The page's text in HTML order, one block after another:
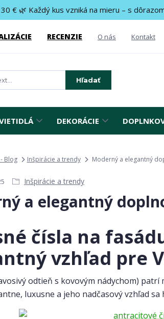
€ 🌿 Každý kus vzniká na mieru – s
RECENZIE O nás Kontakt
Hľadať
DEKORÁCIE
Blog Inšpirácie a trendy Moderný a elegantný
Inšpirácie a trendy
a elegantný
čísla na
vzhľad pre
odtieň s kovovým nádychom)
luxusne a jeho nadčasový vzhľad